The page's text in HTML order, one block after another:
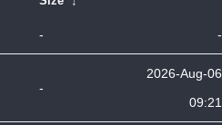
- -
-
2026-Aug-06
09:21